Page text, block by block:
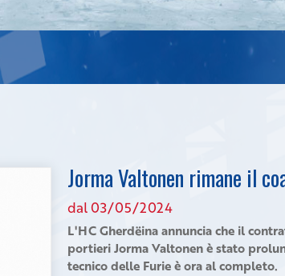
Jorma Valtonen rimane il
dal 03/05/2024
L'HC Gherdëina annuncia che il
portieri Jorma Valtonen è stato
tecnico delle Furie è ora al completo.